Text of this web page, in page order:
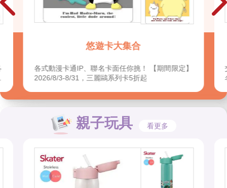
出遊必備★一卡通
交通搭車、外出付款都方便！各式動漫卡通IP、聯
名卡面任你挑
親子玩具 看更多